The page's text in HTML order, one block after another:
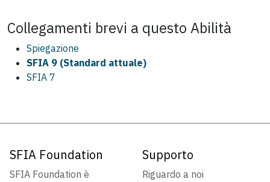
Collegamenti brevi a questo Abilità
Spiegazione
SFIA 9 (Standard attuale)
SFIA 7
SFIA Foundation
SFIA Foundation è
Supporto
Riguardo a noi